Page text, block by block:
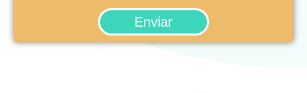
Enviar